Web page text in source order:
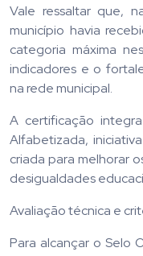
Vale ressaltar que,
município havia
categoria máxima
indicadores e o
na rede municipal.
A certificação
Alfabetizada,
criada para melhorar
desigualdades
Avaliação técnica e
Para alcançar o Selo